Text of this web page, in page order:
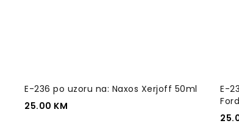
E-236 po uzoru na: Naxos Xerjoff 50ml
25.00 KM
E-